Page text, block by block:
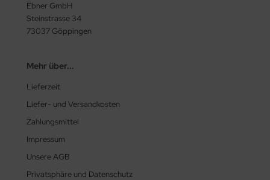
Ebner GmbH
Steinstrasse 34
73037 Göppingen
Mehr über...
Lieferzeit
Liefer- und Versandkosten
Zahlungsmittel
Impressum
Unsere AGB
Privatsphäre und Datenschutz